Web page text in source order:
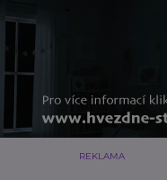
REKLAMA